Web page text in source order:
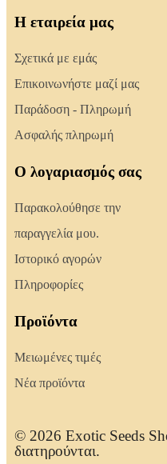
Η εταιρεία μας
Σχετικά με εμάς
Επικοινωνήστε μαζί μας
Παράδοση - Πληρωμή
Ασφαλής πληρωμή
Ο λογαριασμός σας
Παρακολούθησε την
παραγγελία μου.
Ιστορικό αγορών
Πληροφορίες
Προϊόντα
Μειωμένες τιμές
Νέα προϊόντα
© 2026 Exotic Seeds
διατηρούνται.